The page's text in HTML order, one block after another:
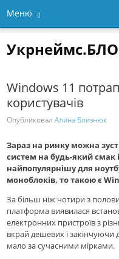
Меню
Windows 11
користувачів
ОпубликовалАлина Близнюк
Зараз на ринку можна
систем на будь-який смак
найпопулярнішу для
моноблоків, то такою є
За більш ніж чотири з
платформа виявилася
електронних пристроїв з
вкрай дешевих і закінчуючи
мало за сучасними мірками.